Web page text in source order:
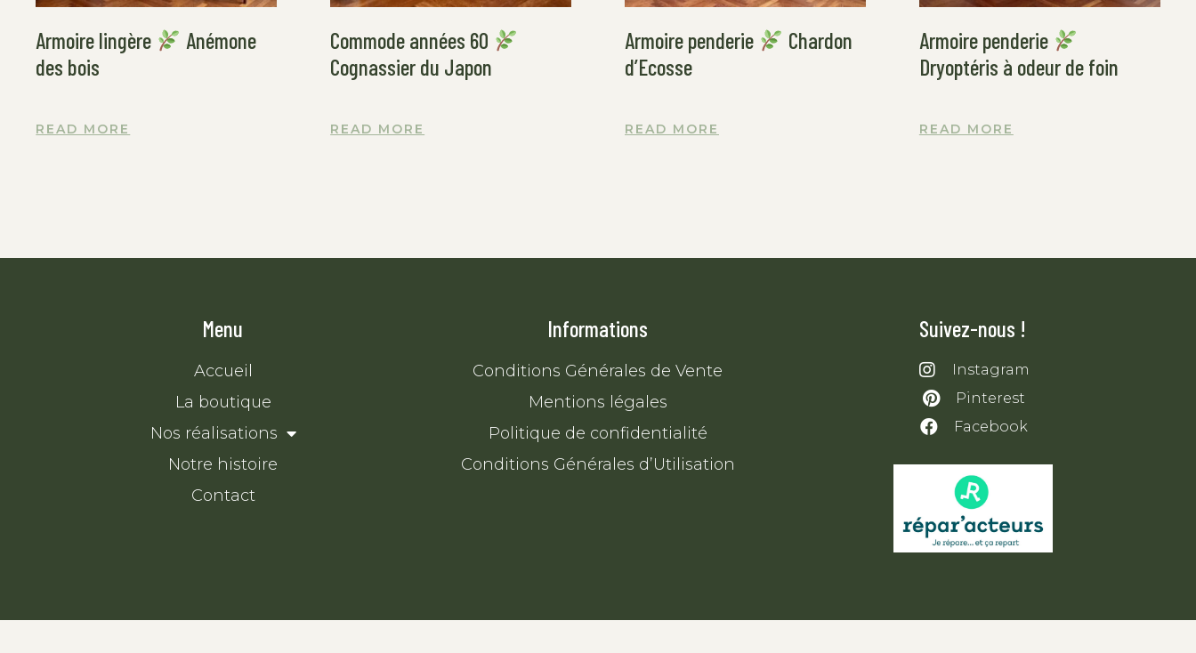
Armoire lingère
Anémone
des bois
READ MORE
Commode années 60
Cognassier du Japon
READ MORE
Armoire penderie
Chardon
d’Ecosse
READ MORE
Armoire penderie
Dryoptéris à odeur de foin
READ MORE
Menu
Accueil
La boutique
Nos réalisations
Notre histoire
Contact
Informations
Conditions Générales de Vente
Mentions légales
Politique de confidentialité
Conditions Générales d’Utilisation
Suivez-nous !
Instagram
Pinterest
Facebook